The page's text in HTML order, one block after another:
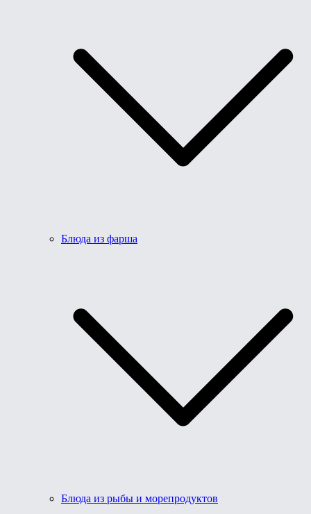
Блюда из фарша
Блюда из рыбы и морепродуктов